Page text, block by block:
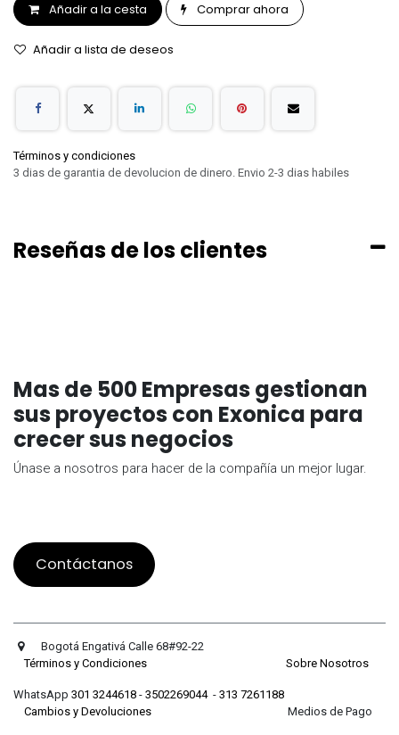
Añadir a la cesta Comprar ahora
Añadir a lista de deseos
Términos y condiciones
3 dias de garantia de devolucion de dinero. Envio 2-3 dias habiles
Reseñas de los clientes
Mas de 500 Empresas gestionan
sus proyectos con Exonica para
crecer sus negocios
Únase a nosotros para hacer de la compañía un mejor lugar.
Contáctanos
Bogotá Engativá Calle 68#92-22
Términos y Condiciones
Sobre Nosotros
WhatsApp 301 3244618 - 3502269044- 313 7261188
Cambios y Devoluciones Medios de Pago